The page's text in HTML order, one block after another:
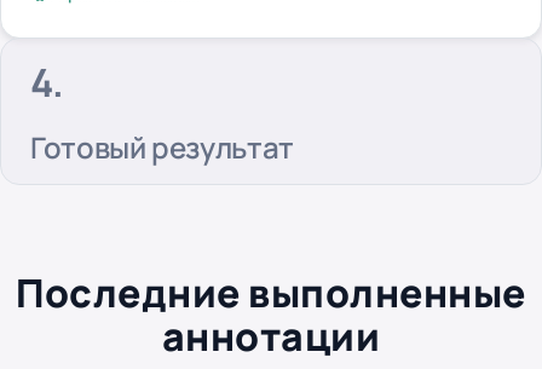
Готовый результат
Последние выполненные
аннотации